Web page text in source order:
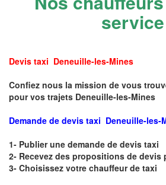
service
Devis taxi Deneuille-les-Mines
Confiez nous la mission de vous
pour vos trajets Deneuille-les-Mines
Demande de devis taxi Deneuille-les-
1- Publier une demande de devis taxi
2- Recevez des propositions de devis
3- Choisissez votre chauffeur de taxi